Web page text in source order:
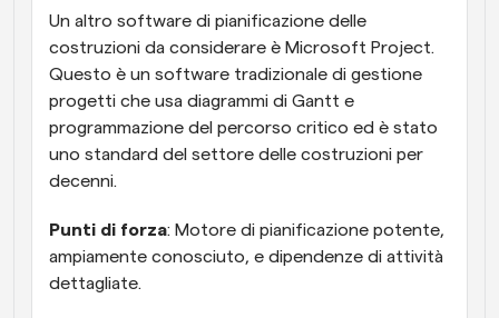
Un altro software di pianificazione delle
costruzioni da considerare è Microsoft Project.
Questo è un software tradizionale di gestione
progetti che usa diagrammi di Gantt e
programmazione del percorso critico ed è stato
uno standard del settore delle costruzioni per
decenni.
Punti di forza: Motore di pianificazione potente,
ampiamente conosciuto, e dipendenze di attività
dettagliate.